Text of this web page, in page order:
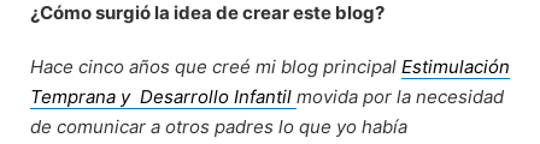
¿Cómo surgió la idea de crear este blog?
Hace cinco años que creé mi blog principal Estimulación
Temprana y Desarrollo Infantil movida por la necesidad
de comunicar a otros padres lo que yo había